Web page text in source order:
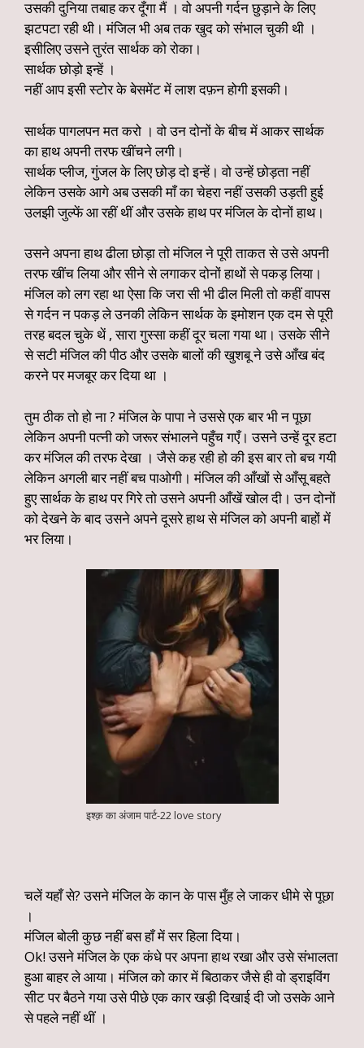
उसकी दुनिया तबाह कर दूँगा मैं । वो अपनी गर्दन छुड़ाने के लिए
झटपटा रही थी। मंजिल भी अब तक खुद को संभाल चुकी थी ।
इसीलिए उसने तुरंत सार्थक को रोका।
सार्थक छोड़ो इन्हें ।
नहीं आप इसी स्टोर के बेसमेंट में लाश दफ़न होगी इसकी।
सार्थक पागलपन मत करो । वो उन दोनों के बीच में आकर सार्थक
का हाथ अपनी तरफ खींचने लगी।
सार्थक प्लीज, गुंजल के लिए छोड़ दो इन्हें। वो उन्हें छोड़ता नहीं
लेकिन उसके आगे अब उसकी माँ का चेहरा नहीं उसकी उड़ती हुई
उलझी जुल्फें आ रहीं थीं और उसके हाथ पर मंजिल के दोनों हाथ।
उसने अपना हाथ ढीला छोड़ा तो मंजिल ने पूरी ताकत से उसे अपनी
तरफ खींच लिया और सीने से लगाकर दोनों हाथों से पकड़ लिया।
मंजिल को लग रहा था ऐसा कि जरा सी भी ढील मिली तो कहीं वापस
से गर्दन न पकड़ ले उनकी लेकिन सार्थक के इमोशन एक दम से पूरी
तरह बदल चुके थें , सारा गुस्सा कहीं दूर चला गया था। उसके सीने
से सटी मंजिल की पीठ और उसके बालों की खुशबू ने उसे आँख बंद
करने पर मजबूर कर दिया था ।
तुम ठीक तो हो ना ? मंजिल के पापा ने उससे एक बार भी न पूछा
लेकिन अपनी पत्नी को जरूर संभालने पहुँच गएँ। उसने उन्हें दूर हटा
कर मंजिल की तरफ देखा । जैसे कह रही हो की इस बार तो बच गयी
लेकिन अगली बार नहीं बच पाओगी। मंजिल की आँखों से आँसू बहते
हुए सार्थक के हाथ पर गिरे तो उसने अपनी आँखें खोल दी। उन दोनों
को देखने के बाद उसने अपने दूसरे हाथ से मंजिल को अपनी बाहों में
भर लिया।
इश्क़ का अंजाम पार्ट-22 love story
चलें यहाँ से? उसने मंजिल के कान के पास मुँह ले जाकर धीमे से पूछा
।
मंजिल बोली कुछ नहीं बस हाँ में सर हिला दिया।
Ok! उसने मंजिल के एक कंधे पर अपना हाथ रखा और उसे संभालता
हुआ बाहर ले आया। मंजिल को कार में बिठाकर जैसे ही वो ड्राइविंग
सीट पर बैठने गया उसे पीछे एक कार खड़ी दिखाई दी जो उसके आने
से पहले नहीं थीं ।